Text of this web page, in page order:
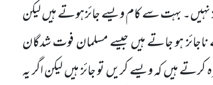
نہیں۔ بہت سے کام ویسے جائز ہوتے ہیں لیکن
ہو جاتے ہیں جیسے مسلمان فوت شدگان
ہیں کہ ویسے کریں تو جائز ہیںلیکن اگر یہ